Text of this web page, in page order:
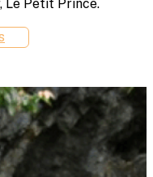
Le Petit Prince.